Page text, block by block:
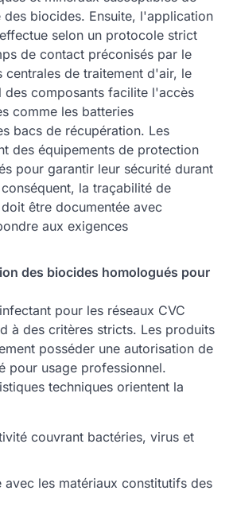
biocides. Ensuite, l'application
selon un protocole strict
de contact préconisés par le
centrales de traitement d'air, le
des composants facilite l'accès
comme les batteries
bacs de récupération. Les
des équipements de protection
pour garantir leur sécurité durant
la traçabilité de
être documentée avec
aux exigences
des biocides homologués pour
pour les réseaux CVC
à des critères stricts. Les produits
posséder une autorisation de
pour usage professionnel.
techniques orientent la
couvrant bactéries, virus et
avec les matériaux constitutifs des